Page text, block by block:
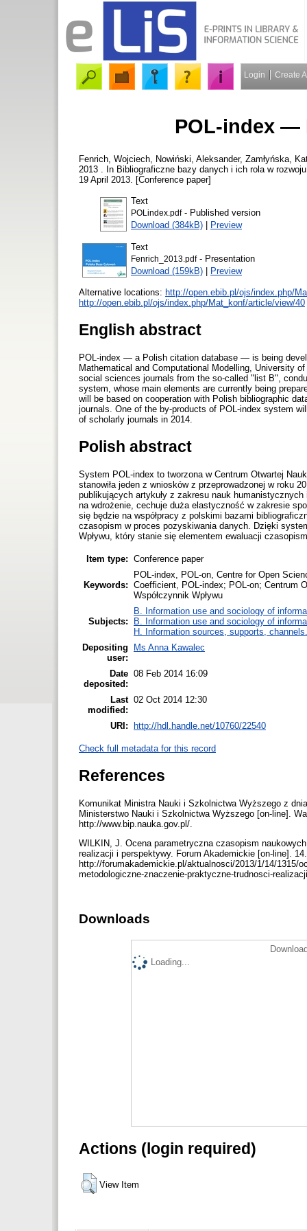
Login Create
POL-index —
Fenrich, Wojciech Nowiński, Aleksander, Zamłyńska,
2013 . In Bibliograficzne bazy danych i ich rola w
19 April 2013. [Conference paper]
Text
POLindex.pdf- Published version
Download (384kB) | Preview
Text
Fenrich_2013.pdf- Presentation
Download (159kB) | Preview
Alternative locations: http://open.ebib.pl/ojs/index.php/
http://open.ebib.pl/ojs/index.php/Mat_konf/article/view/40
English abstract
POL-index — a Polish citation database — is being
Mathematical and Computational Modelling, University
social sciences journals from the so-called "list B",
system, whose main elements are currently being
will be based on cooperation with Polish bibliographic
journals. One of the by-products of POL-index system
of scholarly journals in 2014.
Polish abstract
System POL-index to tworzona w Centrum Otwartej
stanowiła jeden z wniosków z przeprowadzonej w roku
publikujących artykuły z zakresu nauk
na wdrożenie, cechuje duża elastyczność w zakresie
się będzie na współpracy z polskimi bazami
czasopism w proces pozyskiwania danych. Dzięki
Wpływu, który stanie się elementem ewaluacji
Item type: Conference paper
Keywords:
POL-index, POL-on, Centre for Open
Coefficient, POL-index; POL-on; Centrum
Współczynnik Wpływu
Subjects:
B. Information use and sociology of
B. Information use and sociology of
H. Information sources, supports, channels.
Depositing
user:
Ms Anna Kawalec
Date
deposited:
08 Feb 2014 16:09
Last
modified:
02 Oct 2014 12:30
URI: http://hdl.handle.net/10760/22540
Check full metadata for this record
References
Komunikat Ministra Nauki i Szkolnictwa Wyższego z
Ministerstwo Nauki i Szkolnictwa Wyższego [on-line].
http://www.bip.nauka.gov.pl/.
WILKIN, J. Ocena parametryczna czasopism
realizacji i perspektywy. Forum Akademickie [on-line].
http://forumakademickie.pl/aktualnosci/2013/1/14/1315/
metodologiczne-znaczenie-praktyczne-trudnosci-
Downloads
Loading...
Actions (login required)
View Item